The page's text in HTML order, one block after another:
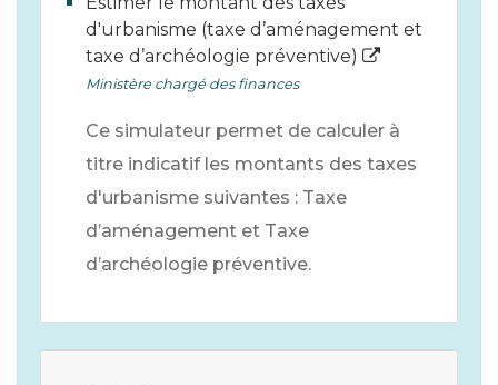
d'urbanisme (taxe d’aménagement et
taxe d’archéologie préventive)
Ministère chargé des finances
Ce simulateur permet de calculer à
titre indicatif les montants des taxes
d'urbanisme suivantes : Taxe
d’aménagement et Taxe
d’archéologie préventive.